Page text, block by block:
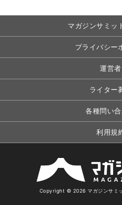
マガジンサミッ
プライバシー
運営者
ライター
各種問い
利用規
Copyright © 2026 マガジンサミ